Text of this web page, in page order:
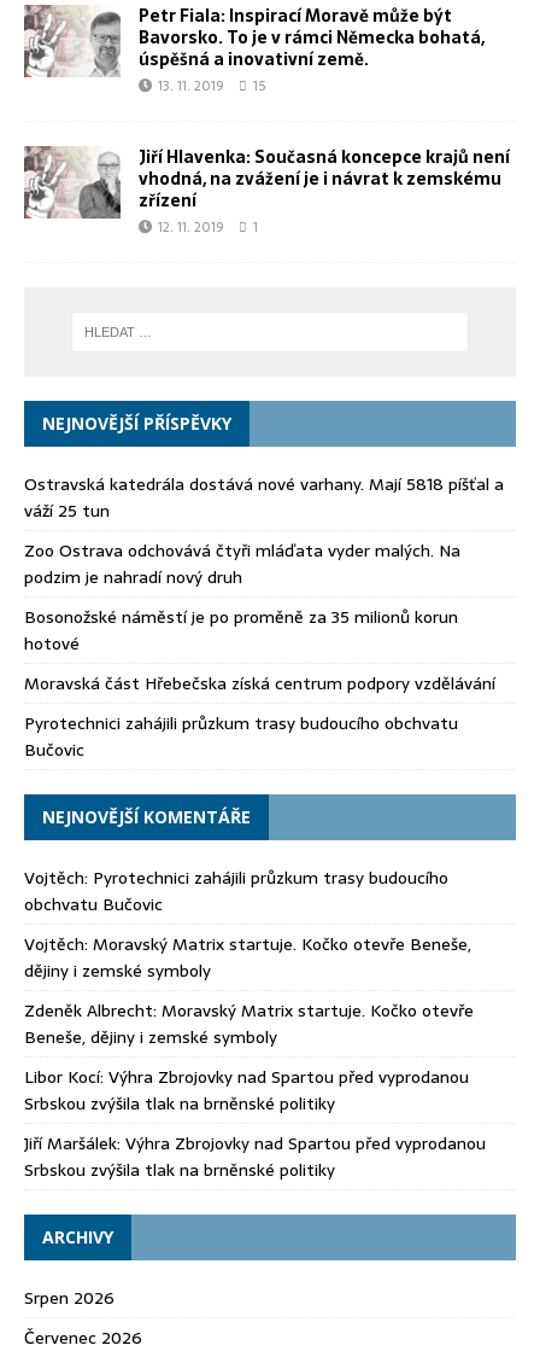
Petr Fiala: Inspirací Moravě může být
Bavorsko. To je v rámci Německa bohatá,
úspěšná a inovativní země.
13. 11. 2019 15
Jiří Hlavenka: Současná koncepce krajů není
vhodná, na zvážení je i návrat k zemskému
zřízení
12. 11. 2019 1
NEJNOVĚJŠÍ PŘÍSPĚVKY
Ostravská katedrála dostává nové varhany. Mají 5818 píšťal a
váží 25 tun
Zoo Ostrava odchovává čtyři mláďata vyder malých. Na
podzim je nahradí nový druh
Bosonožské náměstí je po proměně za 35 milionů korun
hotové
Moravská část Hřebečska získá centrum podpory vzdělávání
Pyrotechnici zahájili průzkum trasy budoucího obchvatu
Bučovic
NEJNOVĚJŠÍ KOMENTÁŘE
Vojtěch: Pyrotechnici zahájili průzkum trasy budoucího
obchvatu Bučovic
Vojtěch: Moravský Matrix startuje. Kočko otevře Beneše,
dějiny i zemské symboly
Zdeněk Albrecht: Moravský Matrix startuje. Kočko otevře
Beneše, dějiny i zemské symboly
Libor Kocí: Výhra Zbrojovky nad Spartou před vyprodanou
Srbskou zvýšila tlak na brněnské politiky
Jiří Maršálek: Výhra Zbrojovky nad Spartou před vyprodanou
Srbskou zvýšila tlak na brněnské politiky
ARCHIVY
Srpen 2026
Červenec 2026